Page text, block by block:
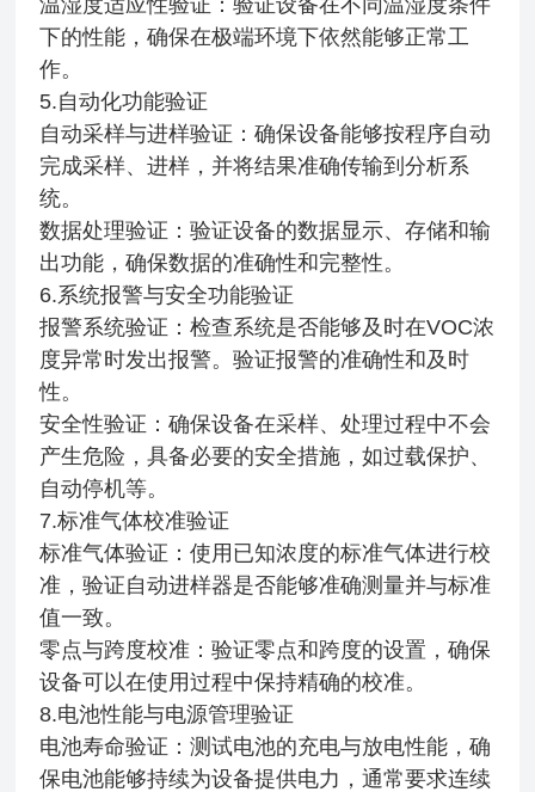
下的性能，确保在极端环境下依然能够正常工
作。
5.自动化功能验证
自动采样与进样验证：确保设备能够按程序自动
完成采样、进样，并将结果准确传输到分析系
统。
数据处理验证：验证设备的数据显示、存储和输
出功能，确保数据的准确性和完整性。
6.系统报警与安全功能验证
报警系统验证：检查系统是否能够及时在VOC浓
度异常时发出报警。验证报警的准确性和及时
性。
安全性验证：确保设备在采样、处理过程中不会
产生危险，具备必要的安全措施，如过载保护、
自动停机等。
7.标准气体校准验证
标准气体验证：使用已知浓度的标准气体进行校
准，验证自动进样器是否能够准确测量并与标准
值一致。
零点与跨度校准：验证零点和跨度的设置，确保
设备可以在使用过程中保持精确的校准。
8.电池性能与电源管理验证
电池寿命验证：测试电池的充电与放电性能，确
保电池能够持续为设备提供电力，通常要求连续